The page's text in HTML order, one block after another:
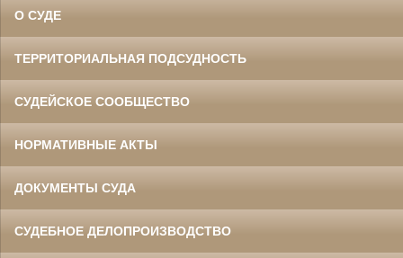
О СУДЕ
ТЕРРИТОРИАЛЬНАЯ ПОДСУДНОСТЬ
СУДЕЙСКОЕ СООБЩЕСТВО
НОРМАТИВНЫЕ АКТЫ
ДОКУМЕНТЫ СУДА
СУДЕБНОЕ ДЕЛОПРОИЗВОДСТВО